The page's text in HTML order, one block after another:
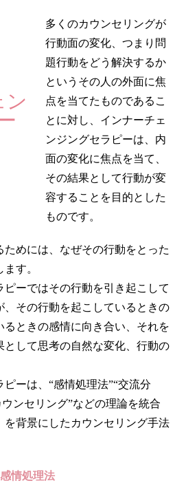
多くのカウンセリングが
行動面の変化、つまり問
題行動をどう解決するか
というその人の外面に焦
点を当てたものであるこ
とに対し、インナーチェ
ンジングセラピーは、内
面の変化に焦点を当て、
その結果として行動が変
容することを目的とした
ものです。
めには、なぜその行動をとった
す。
ーではその行動を引き起こして
、その行動を起こしているときの
ときの感情に向き合い、それを
して思考の自然な変化、行動の
ーは、“感情処理法”“交流分
ンセリング”などの理論を統合
を背景にしたカウンセリング手法
感情処理法